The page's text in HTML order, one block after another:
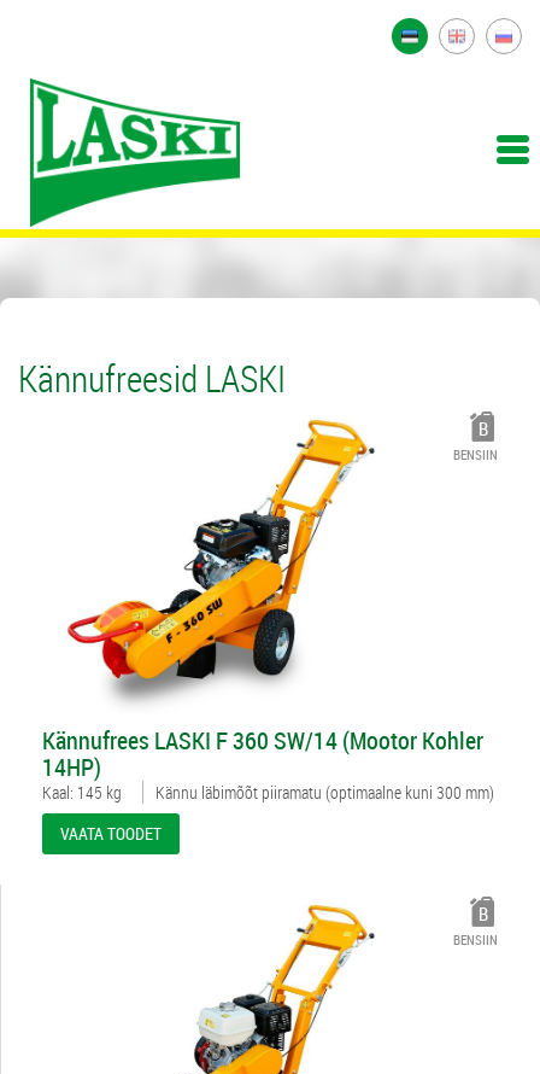
Kännufreesid LASKI
312360
BENSIIN
Kännufrees LASKI F 360 SW/14 (Mootor Kohler
14HP)
Kaal: 145 kg
Kännu läbimõõt piiramatu (optimaalne kuni 300 mm)
VAATA TOODET
BENSIIN